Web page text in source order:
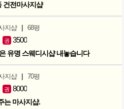
건전마사지샵
지샵 | 68평
권 3500
유명 스웨디시샵 내놓습니다
지샵 | 70평
권 8000
는 마사지샵.